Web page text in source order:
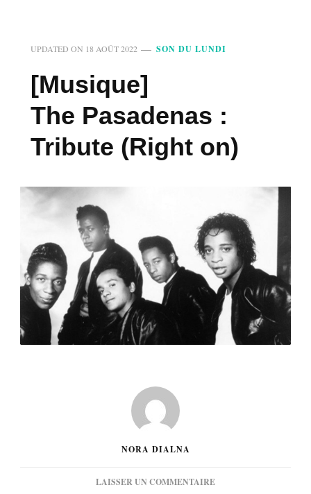
UPDATED ON 18 AOÛT 2022 SON DU LUNDI
[Musique]
The Pasadenas :
Tribute (Right on)
NORA DIALNA
LAISSER UN COMMENTAIRESUR